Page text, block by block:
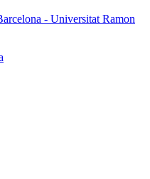
- Universitat Ramon